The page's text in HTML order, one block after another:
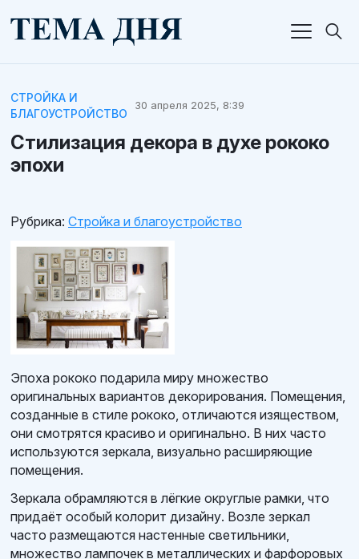
СТРОЙКА И
БЛАГОУСТРОЙСТВО
30 апреля 2025, 8:39
Стилизация декора в духе рококо
эпохи
Рубрика: Стройка и благоустройство
Эпоха рококо подарила миру множество
оригинальных вариантов декорирования. Помещения,
созданные в стиле рококо, отличаются изяществом,
они смотрятся красиво и оригинально. В них часто
используются зеркала, визуально расширяющие
помещения.
Зеркала обрамляются в лёгкие округлые рамки, что
придаёт особый колорит дизайну. Возле зеркал
часто размещаются настенные светильники,
множество лампочек в металлических и фарфоровых